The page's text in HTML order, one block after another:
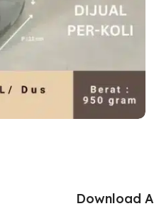
Download